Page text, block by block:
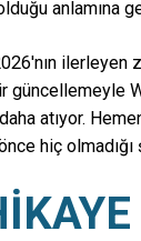
anlamına
ilerleyen
güncellemeyle
atıyor.
hiç